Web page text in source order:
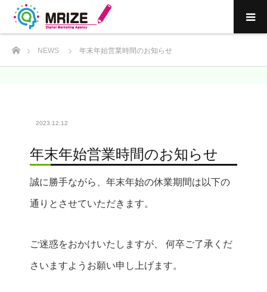
ホームNEWS 年末年始営業時間のお知らせ
2023.12.12
年末年始営業時間のお知らせ
誠に勝手ながら、年末年始の休業期間は以下の
通りとさせていただきます。
ご迷惑をおかけいたしますが、 何卒ご了承くだ
さいますようお願い申し上げます。